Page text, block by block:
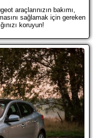
araçlarınızın bakımı,
sağlamak için gereken
koruyun!